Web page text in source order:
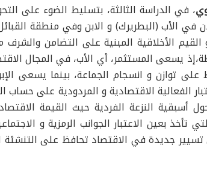
، في الدراسة الثالثة، بتسليط الضوء على
الأب (البطريرك) و الابن وفي منطقة القبائل
القيم الأخلاقية المبنية على التضامن
يسعى المستثمر، أي الأب، في المجال
على توازن و انسجام الجماعة، بينما يسعى
الفعالية الاقتصادية و المردودية على حساب
أسبقية النزعة الفردية حيث القيمة
تأخذ بعين الاعتبار الجوانب الرمزية و
جديدة في الاقتصاد تحافظ على التنشئة